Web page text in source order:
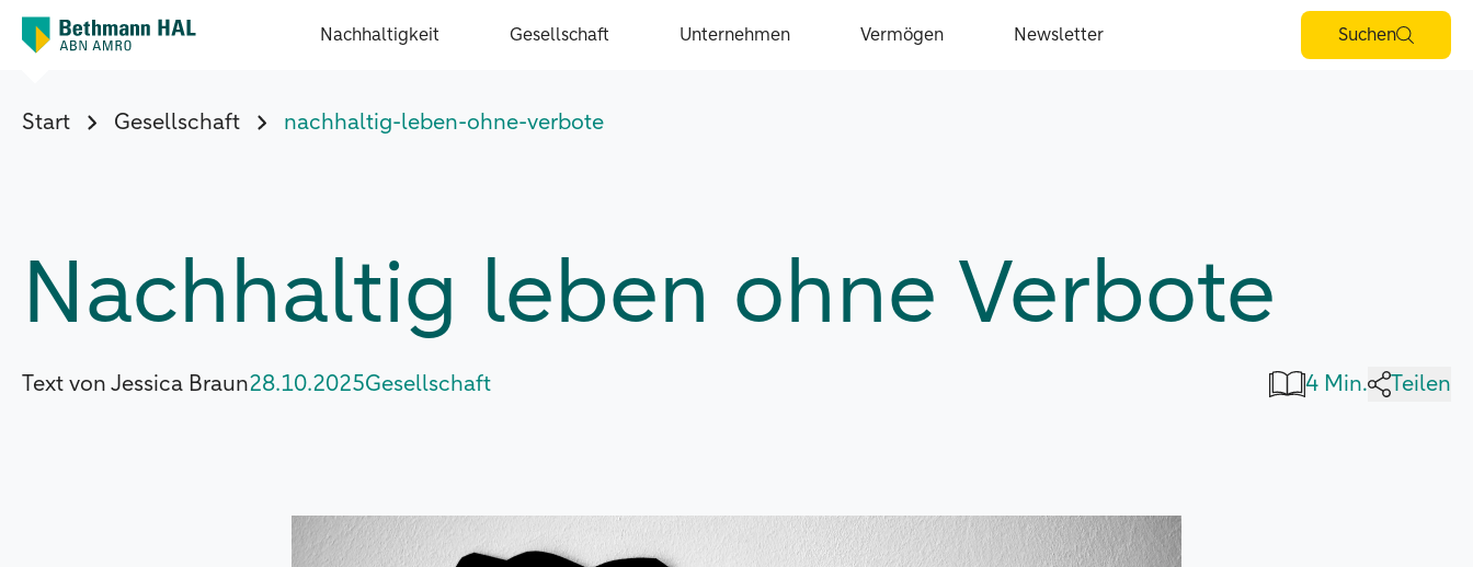
Nachhaltigkeit Gesellschaft Unternehmen Vermögen Newsletter Suchen
Start Gesellschaft nachhaltig-leben-ohne-verbote
Nachhaltig leben ohne Verbote
Text von Jessica Braun28.10.2025Gesellschaft 4 Min. Teilen